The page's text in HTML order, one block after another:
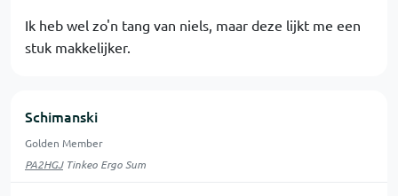
Ik heb wel zo'n tang van niels, maar deze lijkt me een
stuk makkelijker.
Schimanski
Golden Member
PA2HGJTinkeo Ergo Sum